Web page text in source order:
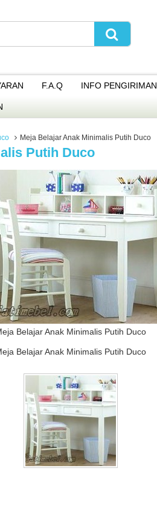
F.A.Q INFO PENGIRIMAN
Meja Belajar Anak Minimalis Putih Duco
Putih Duco
Belajar Anak Minimalis Putih Duco
Belajar Anak Minimalis Putih Duco